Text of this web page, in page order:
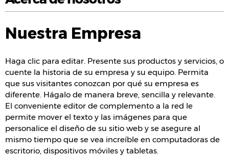
Nuestra Empresa
Haga clic para editar. Presente sus productos y servicios, o
cuente la historia de su empresa y su equipo. Permita
que sus visitantes conozcan por qué su empresa es
diferente. Hágalo de manera breve, sencilla y relevante.
El conveniente editor de complemento a la red le
permite mover el texto y las imágenes para que
personalice el diseño de su sitio web y se asegure al
mismo tiempo que se vea increíble en computadoras de
escritorio, dispositivos móviles y tabletas.